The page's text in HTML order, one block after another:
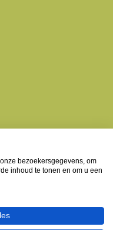
bezoekersgegevens, om
inhoud te tonen en om u een